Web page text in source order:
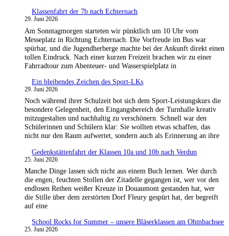
Klassenfahrt der 7b nach Echternach
29. Juni 2026
Am Sonntagmorgen starteten wir pünktlich um 10 Uhr vom
Messeplatz in Richtung Echternach. Die Vorfreude im Bus war
spürbar, und die Jugendherberge machte bei der Ankunft direkt einen
tollen Eindruck. Nach einer kurzen Freizeit brachen wir zu einer
Fahrradtour zum Abenteuer- und Wasserspielplatz in
Ein bleibendes Zeichen des Sport-LKs
29. Juni 2026
Noch während ihrer Schulzeit bot sich dem Sport-Leistungskurs die
besondere Gelegenheit, den Eingangsbereich der Turnhalle kreativ
mitzugestalten und nachhaltig zu verschönern. Schnell war den
Schülerinnen und Schülern klar: Sie wollten etwas schaffen, das
nicht nur den Raum aufwertet, sondern auch als Erinnerung an ihre
Gedenkstättenfahrt der Klassen 10a und 10b nach Verdun
25. Juni 2026
Manche Dinge lassen sich nicht aus einem Buch lernen. Wer durch
die engen, feuchten Stollen der Zitadelle gegangen ist, wer vor den
endlosen Reihen weißer Kreuze in Douaumont gestanden hat, wer
die Stille über dem zerstörten Dorf Fleury gespürt hat, der begreift
auf eine
School Rocks for Summer – unsere Bläserklassen am Ohmbachsee
25. Juni 2026